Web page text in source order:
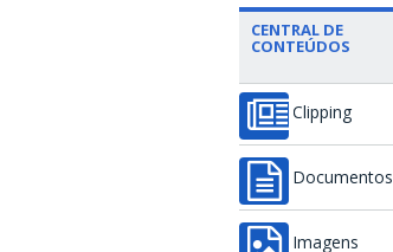
CENTRAL DE
CONTEÚDOS
Clipping
Documentos
Imagens